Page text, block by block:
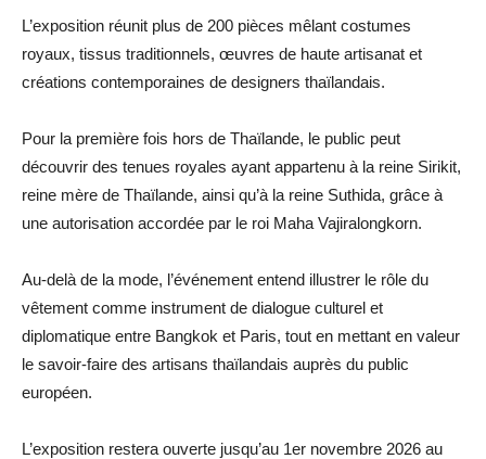
L’exposition réunit plus de 200 pièces mêlant costumes
royaux, tissus traditionnels, œuvres de haute artisanat et
créations contemporaines de designers thaïlandais.
Pour la première fois hors de Thaïlande, le public peut
découvrir des tenues royales ayant appartenu à la reine Sirikit,
reine mère de Thaïlande, ainsi qu’à la reine Suthida, grâce à
une autorisation accordée par le roi Maha Vajiralongkorn.
Au-delà de la mode, l’événement entend illustrer le rôle du
vêtement comme instrument de dialogue culturel et
diplomatique entre Bangkok et Paris, tout en mettant en valeur
le savoir-faire des artisans thaïlandais auprès du public
européen.
L’exposition restera ouverte jusqu’au 1er novembre 2026 au